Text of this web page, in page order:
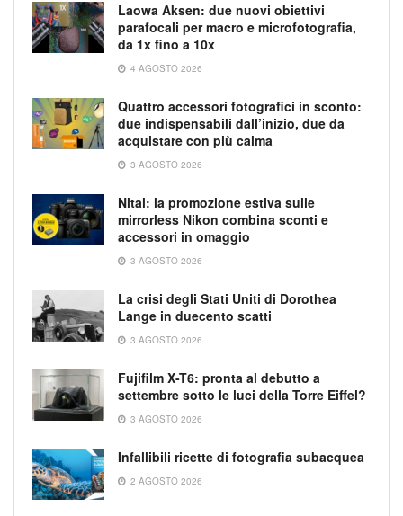
Laowa Aksen: due nuovi obiettivi
parafocali per macro e microfotografia,
da 1x fino a 10x
4 AGOSTO 2026
Quattro accessori fotografici in sconto:
due indispensabili dall’inizio, due da
acquistare con più calma
3 AGOSTO 2026
Nital: la promozione estiva sulle
mirrorless Nikon combina sconti e
accessori in omaggio
3 AGOSTO 2026
La crisi degli Stati Uniti di Dorothea
Lange in duecento scatti
3 AGOSTO 2026
Fujifilm X-T6: pronta al debutto a
settembre sotto le luci della Torre Eiffel?
3 AGOSTO 2026
Infallibili ricette di fotografia subacquea
2 AGOSTO 2026